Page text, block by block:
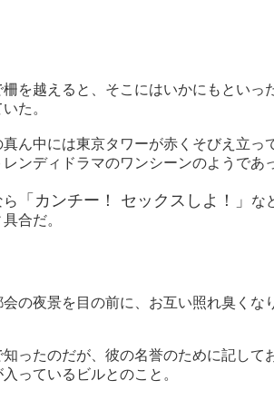
を越えると、そこにはいかにもといっ
た。
ん中には東京タワーが赤くそびえ立っ
レンディドラマのワンシーンのようであ
「カンチー！ セックスしよ！」
な
合だ。
の夜景を目の前に、お互い照れ臭くな
ったのだが、彼の名誉のために記して
っているビルとのこと。